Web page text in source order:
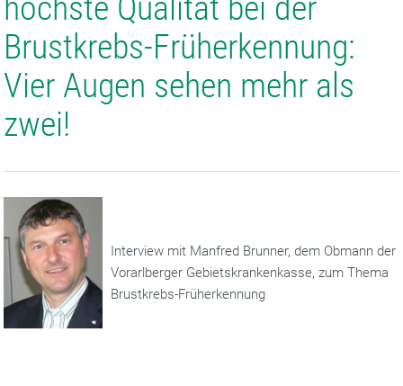
höchste Qualität bei der
Brustkrebs-Früherkennung:
Vier Augen sehen mehr als
zwei!
Interview mit Manfred Brunner, dem Obmann der
Vorarlberger Gebietskrankenkasse, zum Thema
Brustkrebs-Früherkennung